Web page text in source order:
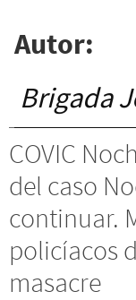
Autor:
Brigada
COVIC
del caso
continuar.
policíacos
masacre